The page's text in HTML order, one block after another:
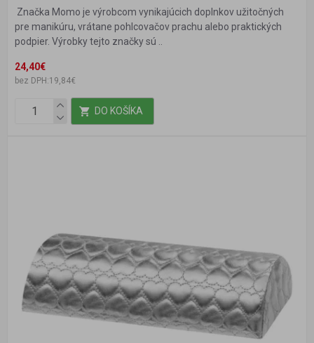
Značka Momo je výrobcom vynikajúcich doplnkov užitočných
pre manikúru, vrátane pohlcovačov prachu alebo praktických
podpier. Výrobky tejto značky sú ..
24,40€
bez DPH:19,84€
DO KOŠÍKA